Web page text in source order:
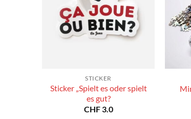
STICKER
Sticker „Spielt es oder spielt
es gut?
CHF3.0